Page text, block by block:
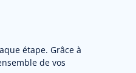
étape. Grâce à
de vos